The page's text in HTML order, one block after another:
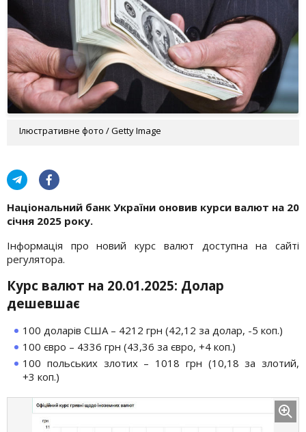
Ілюстративне фото / Getty Image
Національний банк України оновив курси валют на 20
січня 2025 року.
Інформація про новий курс валют доступна на сайті
регулятора.
Курс валют на 20.01.2025: Долар
дешевшає
100 доларів США – 4212 грн (42,12 за долар, -5 коп.)
100 євро – 4336 грн (43,36 за євро, +4 коп.)
100 польських злотих – 1018 грн (10,18 за злотий,
+3 коп.)